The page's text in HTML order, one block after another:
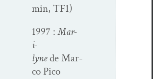
min, TF1)
1997 :Mar­
i­
lynede Mar­
co Pico